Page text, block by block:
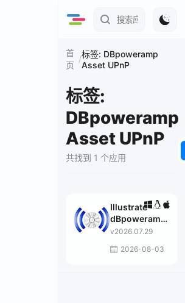
首
页
/标签: DBpoweramp
Asset UPnP
标签:
DBpoweramp
Asset UPnP
共找到 1 个应用
Illustrate
dBpoweramp
Asset UPnP
v2026.07.29
2026-08-03